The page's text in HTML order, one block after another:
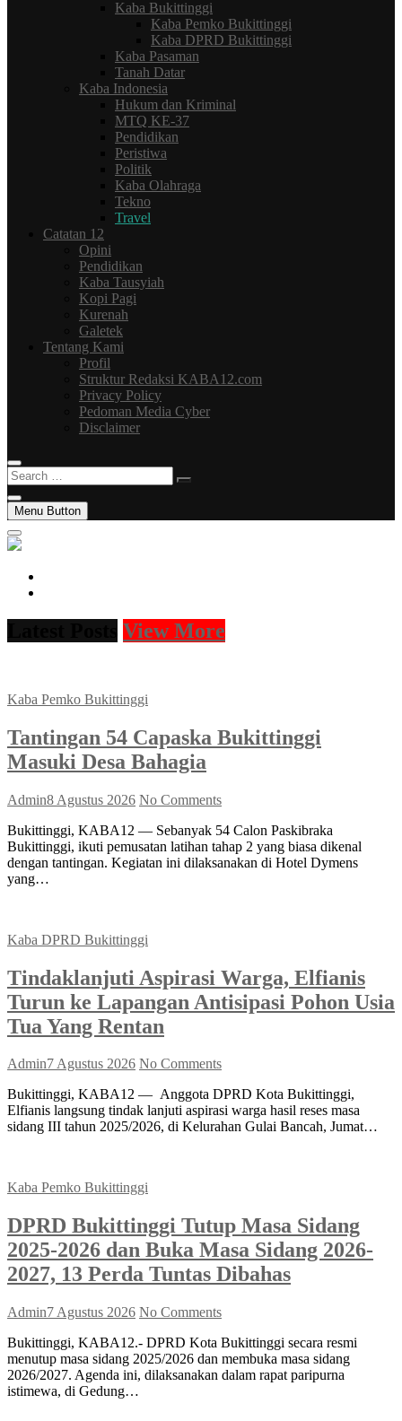
Kaba Bukittinggi
Kaba Pemko Bukittinggi
Kaba DPRD Bukittinggi
Kaba Pasaman
Tanah Datar
Kaba Indonesia
Hukum dan Kriminal
MTQ KE-37
Pendidikan
Peristiwa
Politik
Kaba Olahraga
Tekno
Travel
Catatan 12
Opini
Pendidikan
Kaba Tausyiah
Kopi Pagi
Kurenah
Galetek
Tentang Kami
Profil
Struktur Redaksi KABA12.com
Privacy Policy
Pedoman Media Cyber
Disclaimer
Search
…
Menu Button
View More
Kaba Pemko Bukittinggi
Tantingan 54 Capaska Bukittinggi
Masuki Desa Bahagia
Admin8 Agustus 2026 No Comments
Bukittinggi, KABA12 — Sebanyak 54 Calon Paskibraka
Bukittinggi, ikuti pemusatan latihan tahap 2 yang biasa dikenal
dengan tantingan. Kegiatan ini dilaksanakan di Hotel Dymens
yang…
Kaba DPRD Bukittinggi
Tindaklanjuti Aspirasi Warga, Elfianis
Turun ke Lapangan Antisipasi Pohon Usia
Tua Yang Rentan
Admin7 Agustus 2026 No Comments
Bukittinggi, KABA12 — Anggota DPRD Kota Bukittinggi,
Elfianis langsung tindak lanjuti aspirasi warga hasil reses masa
sidang III tahun 2025/2026, di Kelurahan Gulai Bancah, Jumat…
Kaba Pemko Bukittinggi
DPRD Bukittinggi Tutup Masa Sidang
2025-2026 dan Buka Masa Sidang 2026-
2027, 13 Perda Tuntas Dibahas
Admin7 Agustus 2026 No Comments
Bukittinggi, KABA12.- DPRD Kota Bukittinggi secara resmi
menutup masa sidang 2025/2026 dan membuka masa sidang
2026/2027. Agenda ini, dilaksanakan dalam rapat paripurna
istimewa, di Gedung…